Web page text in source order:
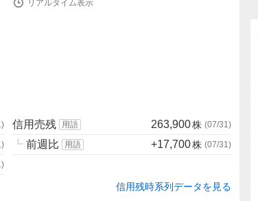
リアルタイム表示
)
)
)
信用売残 用語 263,900株 (07/31 )
┗ 前週比 用語 +17,700株 (07/31 )
信用残時系列データを見る